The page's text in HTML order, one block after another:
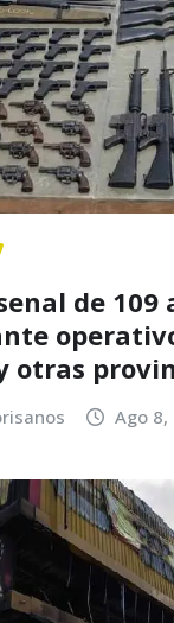
de 109
otras
Ago 8,